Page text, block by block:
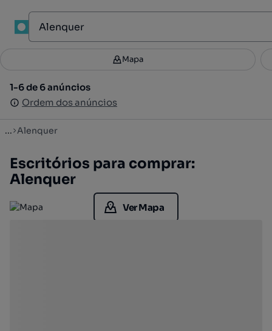
Filtros 3
1-6 de 6 anúncios
Ordem dos anúncios
Mapa
1-6 de 6 anúncios
Ordem dos anúncios
... Alenquer
Escritórios para comprar:
Alenquer
Ver Mapa